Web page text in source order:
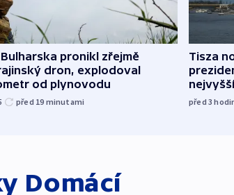
Bulharska pronikl zřejmě
dron, explodoval
od plynovodu
před 19 minutami
Tisza
před 3
Domácí